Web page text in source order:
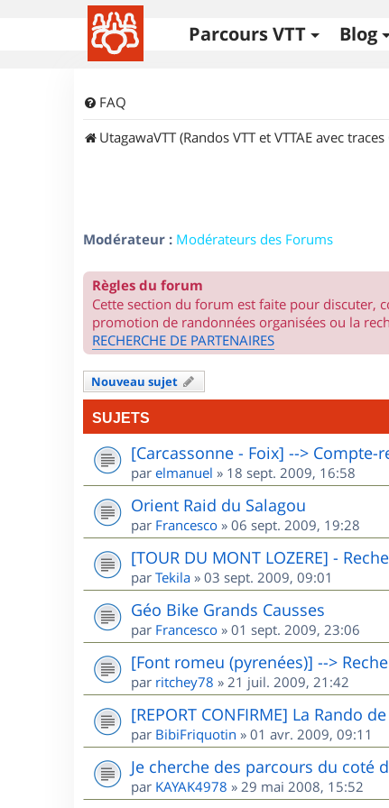
Parcours VTT Blog
FAQ
UtagawaVTT (Randos VTT et VTTAE avec traces
Modérateur : Modérateurs des Forums
Règles du forum
Cette section du forum est faite pour discuter,
promotion de randonnées organisées ou la
RECHERCHE DE PARTENAIRES
Nouveau sujet
SUJETS
[Carcassonne - Foix] --> Compte-
par elmanuel » 18 sept. 2009, 16:58
Orient Raid du Salagou
par Francesco » 06 sept. 2009, 19:28
[TOUR DU MONT LOZERE] -
par Tekila » 03 sept. 2009, 09:01
Géo Bike Grands Causses
par Francesco » 01 sept. 2009, 23:06
[Font romeu (pyrenées)] -->
par ritchey78 » 21 juil. 2009, 21:42
[REPORT CONFIRME] La Rando
par BibiFriquotin » 01 avr. 2009, 09:11
Je cherche des parcours du coté
par KAYAK4978 » 29 mai 2008, 15:52